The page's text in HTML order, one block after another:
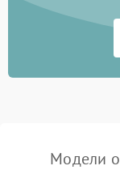
Неисправность
защиты от
защиты от
Модели